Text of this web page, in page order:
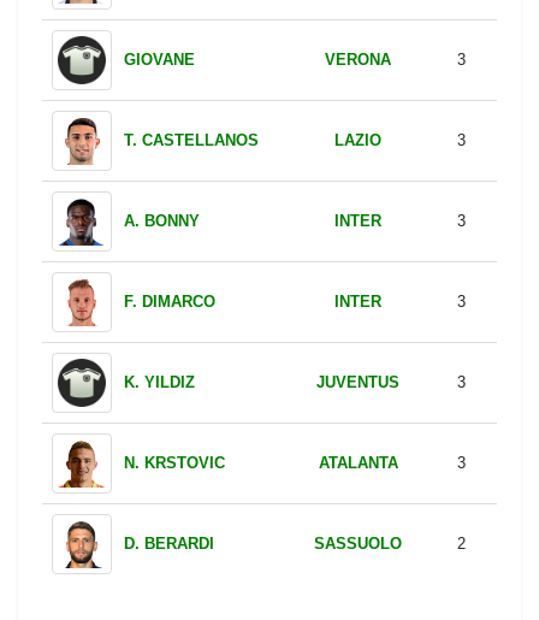
GIOVANE VERONA 3
T. CASTELLANOS LAZIO 3
A. BONNY INTER 3
F. DIMARCO INTER 3
K. YILDIZ JUVENTUS 3
N. KRSTOVIC ATALANTA 3
D. BERARDI SASSUOLO 2